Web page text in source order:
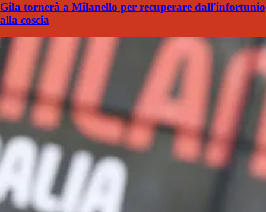
Gila tornerà a Milanello per recuperare dall'infortunio
alla coscia